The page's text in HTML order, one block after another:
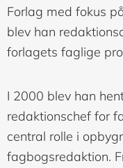
Forlag med fokus
blev han
forlagets faglige
I 2000 blev han
redaktionschef for
central rolle i
fagbogsredaktion.